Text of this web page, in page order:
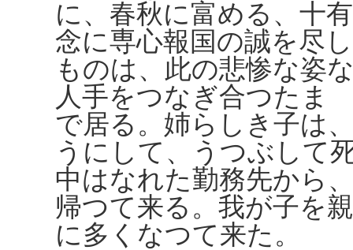
に、春秋に富める、十
念に専心報国の誠を尽
ものは、此の悲惨な姿
人手をつなぎ合つたま
で居る。姉らしき子は
うにして、うつぶして
中はなれた勤務先から
帰つて来る。我が子を
に多くなつて来た。